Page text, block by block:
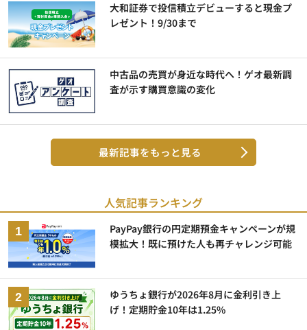
大和証券で投信積立デビューすると現金プ
レゼント！9/30まで
中古品の売買が身近な時代へ！ゲオ最新調
査が示す購買意識の変化
最新記事をもっと見る
人気記事ランキング
PayPay銀行の円定期預金キャンペーンが規
模拡大！既に預けた人も再チャレンジ可能
ゆうちょ銀行が2026年8月に金利引き上
げ！定期貯金10年は1.25%